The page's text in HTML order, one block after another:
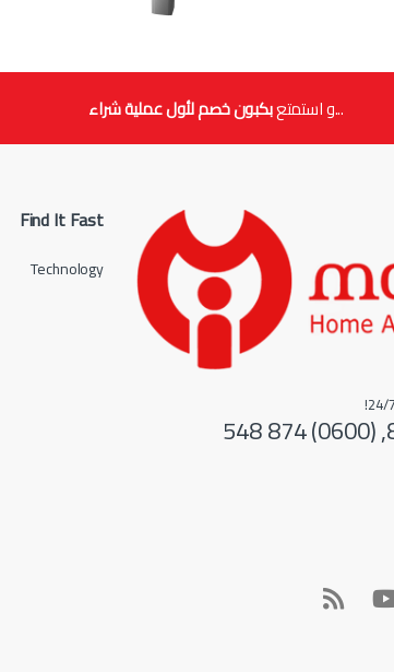
...و استمتعبكبون خصم لأول عملية شراء
Find It Fast
Technology